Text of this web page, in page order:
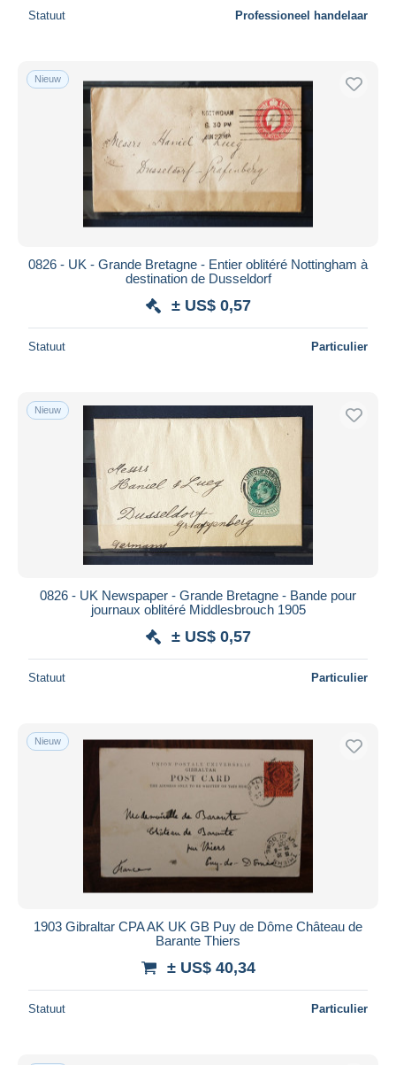
Statuut Professioneel handelaar
Nieuw
0826 - UK - Grande Bretagne - Entier oblitéré Nottingham à
destination de Dusseldorf
± US$ 0,57
Statuut Particulier
Nieuw
0826 - UK Newspaper - Grande Bretagne - Bande pour
journaux oblitéré Middlesbrouch 1905
± US$ 0,57
Statuut Particulier
Nieuw
1903 Gibraltar CPA AK UK GB Puy de Dôme Château de
Barante Thiers
± US$ 40,34
Statuut Particulier